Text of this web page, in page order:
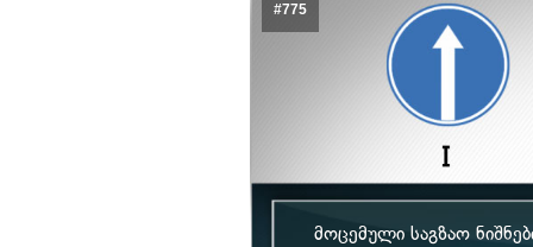
#775
მოცემული საგზაო